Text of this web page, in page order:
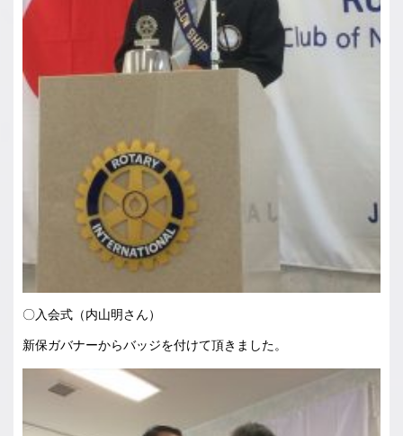
〇入会式（内山明さん）
新保ガバナーからバッジを付けて頂きました。